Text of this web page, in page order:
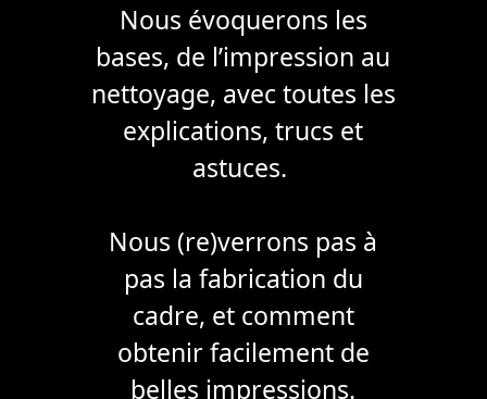
Nous évoquerons les
bases, de l’impression au
nettoyage, avec toutes les
explications, trucs et
astuces.
Nous (re)verrons pas à
pas la fabrication du
cadre, et comment
obtenir facilement de
belles impressions.